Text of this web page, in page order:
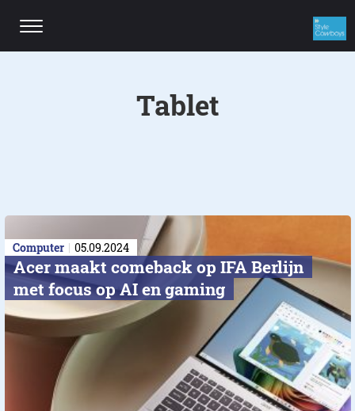
Computer 05.09.2024
Acer maakt comeback op IFA Berlijn
met focus op AI en gaming